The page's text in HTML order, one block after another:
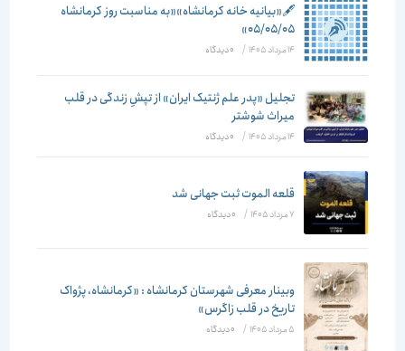
🖋️«بیانیه خانه کرمانشاه»«به مناسبت روز کرمانشاه
۰۵/۰۵/۰۵»
14 مرداد 1405 / ۰ دیدگاه
تجلیل «پدر علم ژنتیک ایران» از تپشِ زندگی در قلب
میراث شوشتر
14 مرداد 1405 / ۰ دیدگاه
قلعه الموت ثبت جهانی شد
7 مرداد 1405 / ۰ دیدگاه
وبینار معرفی شهرستان کرمانشاه : «کرمانشاه، پژواک
تاریخ در قلب زاگرس»
5 مرداد 1405 / ۰ دیدگاه